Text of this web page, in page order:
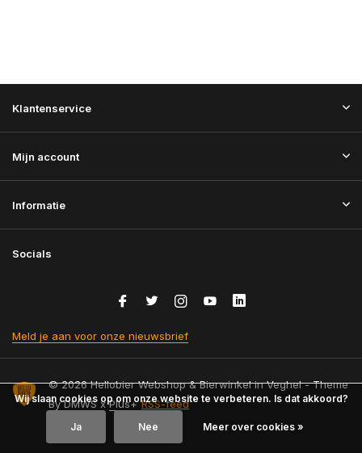
Klantenservice
Mijn account
Informatie
Socials
Meld je aan voor onze nieuwsbrief
© 2026 Hellobier Webshop & Bierwinkel in Veghel - Theme
ByDMWSxPlus+ RSS-feed
Wij slaan cookies op om onze website te verbeteren. Is dat akkoord?
Ja Nee Meer over cookies »